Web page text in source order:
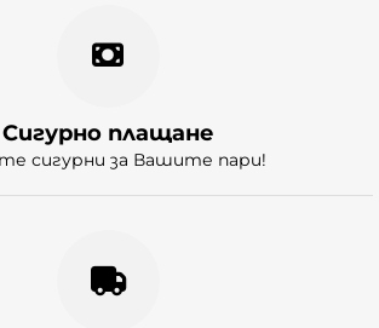
Сигурно плащане
сигурни за Вашите пари!